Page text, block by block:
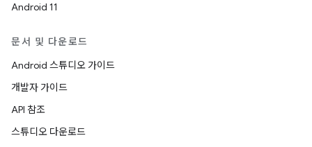
Android 11
문서 및 다운로드
Android 스튜디오 가이드
개발자 가이드
API 참조
스튜디오 다운로드